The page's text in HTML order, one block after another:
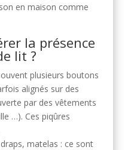
en maison comme
la présence
lit ?
plusieurs boutons
alignés sur des
par des vêtements
…). Ces piqûres
matelas : ce sont